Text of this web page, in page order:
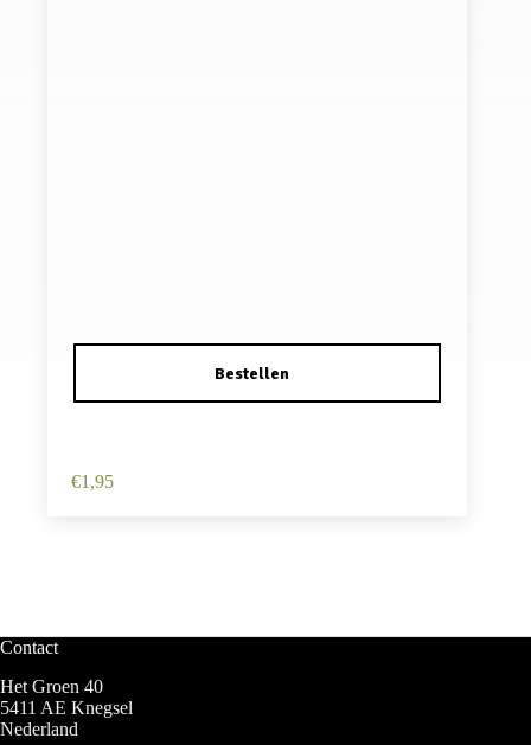
€1,95
Contact
Het Groen 40
5411 AE Knegsel
Nederland